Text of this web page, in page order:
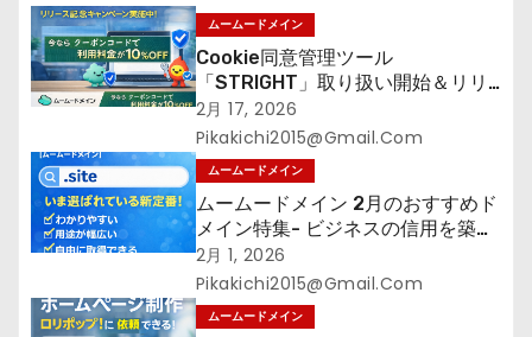
ムームードメイン
Cookie同意管理ツール
「STRIGHT」取り扱い開始＆リリ
ース記念キャンペーン【ムームード
メイン】
2月 17, 2026
Pikakichi2015@gmail.com
ムームードメイン
ムームードメイン 2月のおすすめド
メイン特集- ビジネスの信用を築く
――そのすべての起点となるのが独
自ドメイン
2月 1, 2026
Pikakichi2015@gmail.com
ムームードメイン